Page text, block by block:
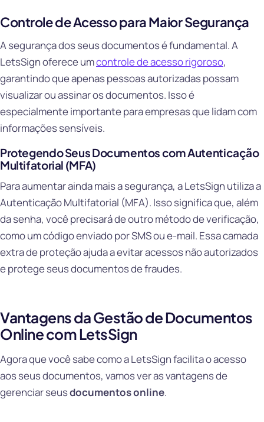
Controle de Acesso para Maior Segurança
A segurança dos seus documentos é fundamental. A
LetsSign oferece umcontrole de acesso rigoroso,
garantindo que apenas pessoas autorizadas possam
visualizar ou assinar os documentos. Isso é
especialmente importante para empresas que lidam com
informações sensíveis.
Protegendo Seus Documentos com Autenticação
Multifatorial (MFA)
Para aumentar ainda mais a segurança, a LetsSign utiliza a
Autenticação Multifatorial (MFA). Isso significa que, além
da senha, você precisará de outro método de verificação,
como um código enviado por SMS ou e-mail. Essa camada
extra de proteção ajuda a evitar acessos não autorizados
e protege seus documentos de fraudes.
Vantagens da Gestão de Documentos
Online com LetsSign
Agora que você sabe como a LetsSign facilita o acesso
aos seus documentos, vamos ver as vantagens de
gerenciar seusdocumentos online.